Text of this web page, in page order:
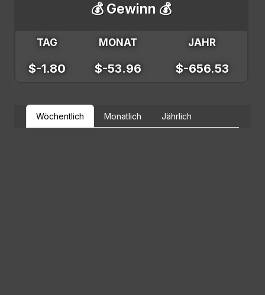
💰 Gewinn 💰
TAG MONAT JAHR
$-1.80 $-53.96 $-656.53
Wöchentlich Monatlich Jährlich